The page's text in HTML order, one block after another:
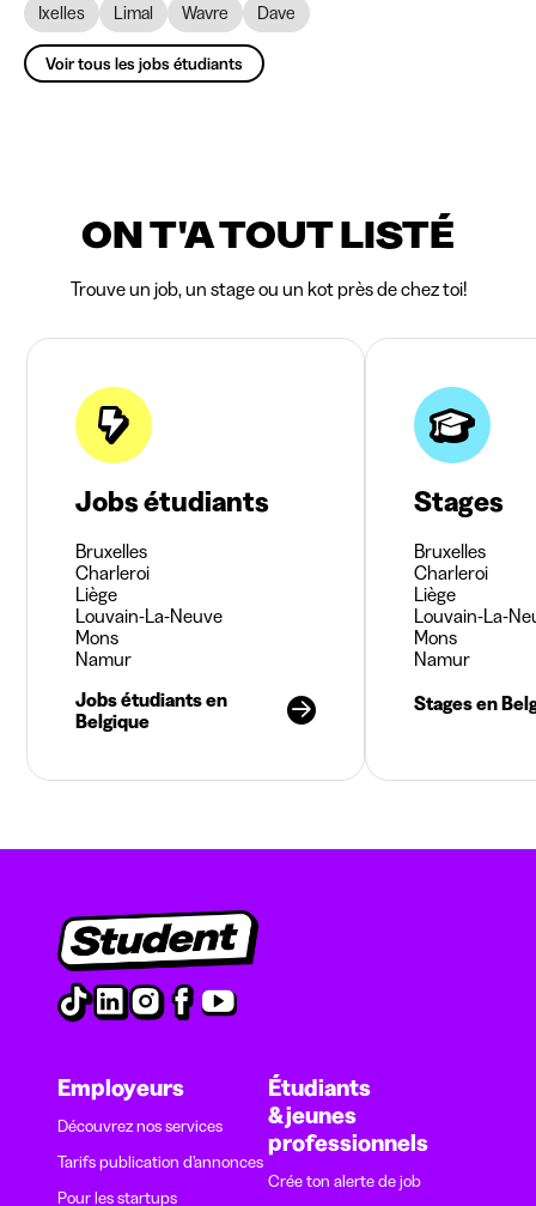
Ixelles Limal Wavre Dave
Voir tous les jobs étudiants
ON T'A TOUT LISTÉ
Trouve un job, un stage ou un kot près de chez toi!
Jobs étudiants
Bruxelles
Charleroi
Liège
Louvain-La-Neuve
Mons
Namur
Jobs étudiants en
Belgique
Stages
Bruxelles
Charleroi
Liège
Louvain-La-
Mons
Namur
Stages en
Employeurs
Découvrez nos services
Tarifs publication d’annonces
Pour les startups
Étudiants
& jeunes
professionnels
Crée ton alerte de job